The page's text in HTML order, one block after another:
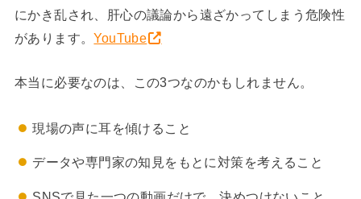
にかき乱され、肝心の議論から遠ざかってしまう危険性
があります。YouTube
本当に必要なのは、この3つなのかもしれません。
現場の声に耳を傾けること
データや専門家の知見をもとに対策を考えること